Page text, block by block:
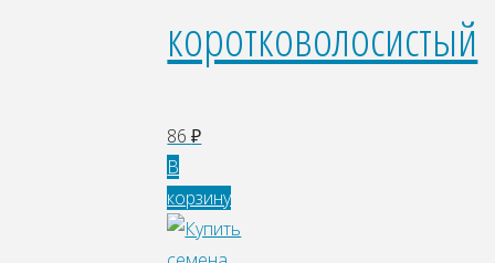
коротковолосистый
86₽
В
корзину